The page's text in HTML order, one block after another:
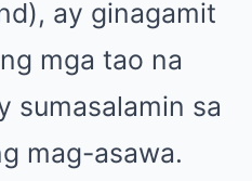
ay ginagamit
mga tao na
sumasalamin sa
mag-asawa.